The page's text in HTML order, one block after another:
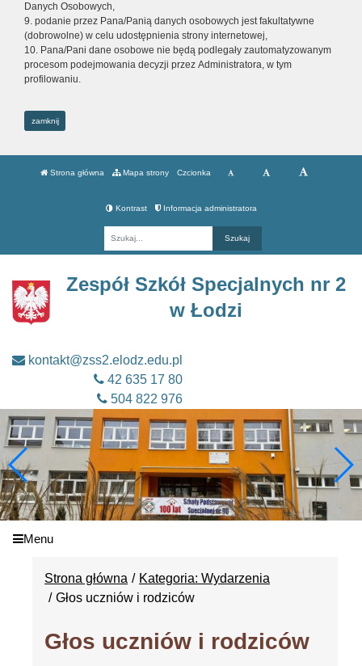
Danych Osobowych,
9. podanie przez Pana/Panią danych osobowych jest fakultatywne
(dobrowolne) w celu udostępnienia strony internetowej,
10. Pana/Pani dane osobowe nie będą podlegały zautomatyzowanym
procesom podejmowania decyzji przez Administratora, w tym
profilowaniu.
zamknij
Strona główna Mapa strony Czcionka
Kontrast Informacja administratora
Zespół Szkół Specjalnych nr 2
w Łodzi
kontakt@zss2.elodz.edu.pl
42 635 17 80
504 822 976
Menu
Strona główna
Kategoria: Wydarzenia
Głos uczniów i rodziców
Głos uczniów i rodziców